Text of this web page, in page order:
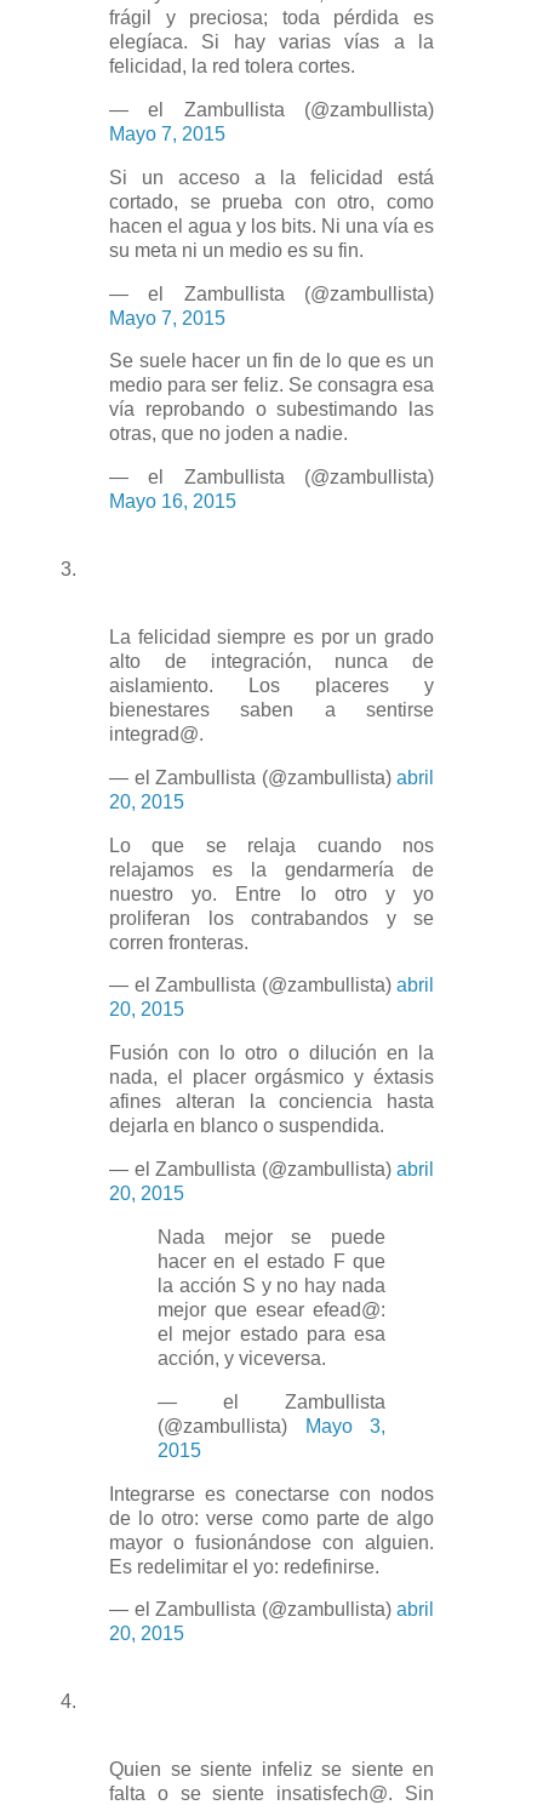
frágil y preciosa; toda pérdida es
elegíaca. Si hay varias vías a la
felicidad, la red tolera cortes.
— el Zambullista (@zambullista)
Mayo 7, 2015
Si un acceso a la felicidad está
cortado, se prueba con otro, como
hacen el agua y los bits. Ni una vía es
su meta ni un medio es su fin.
— el Zambullista (@zambullista)
Mayo 7, 2015
Se suele hacer un fin de lo que es un
medio para ser feliz. Se consagra esa
vía reprobando o subestimando las
otras, que no joden a nadie.
— el Zambullista (@zambullista)
Mayo 16, 2015
3.
La felicidad siempre es por un grado
alto de integración, nunca de
aislamiento. Los placeres y
bienestares saben a sentirse
integrad@.
— el Zambullista (@zambullista) abril
20, 2015
Lo que se relaja cuando nos
relajamos es la gendarmería de
nuestro yo. Entre lo otro y yo
proliferan los contrabandos y se
corren fronteras.
— el Zambullista (@zambullista) abril
20, 2015
Fusión con lo otro o dilución en la
nada, el placer orgásmico y éxtasis
afines alteran la conciencia hasta
dejarla en blanco o suspendida.
— el Zambullista (@zambullista) abril
20, 2015
Nada mejor se puede
hacer en el estado F que
la acción S y no hay nada
mejor que esear efead@:
el mejor estado para esa
acción, y viceversa.
— el Zambullista
(@zambullista)
Mayo 3,
2015
Integrarse es conectarse con nodos
de lo otro: verse como parte de algo
mayor o fusionándose con alguien.
Es redelimitar el yo: redefinirse.
— el Zambullista (@zambullista) abril
20, 2015
4.
Quien se siente infeliz se siente en
falta o se siente insatisfech@. Sin